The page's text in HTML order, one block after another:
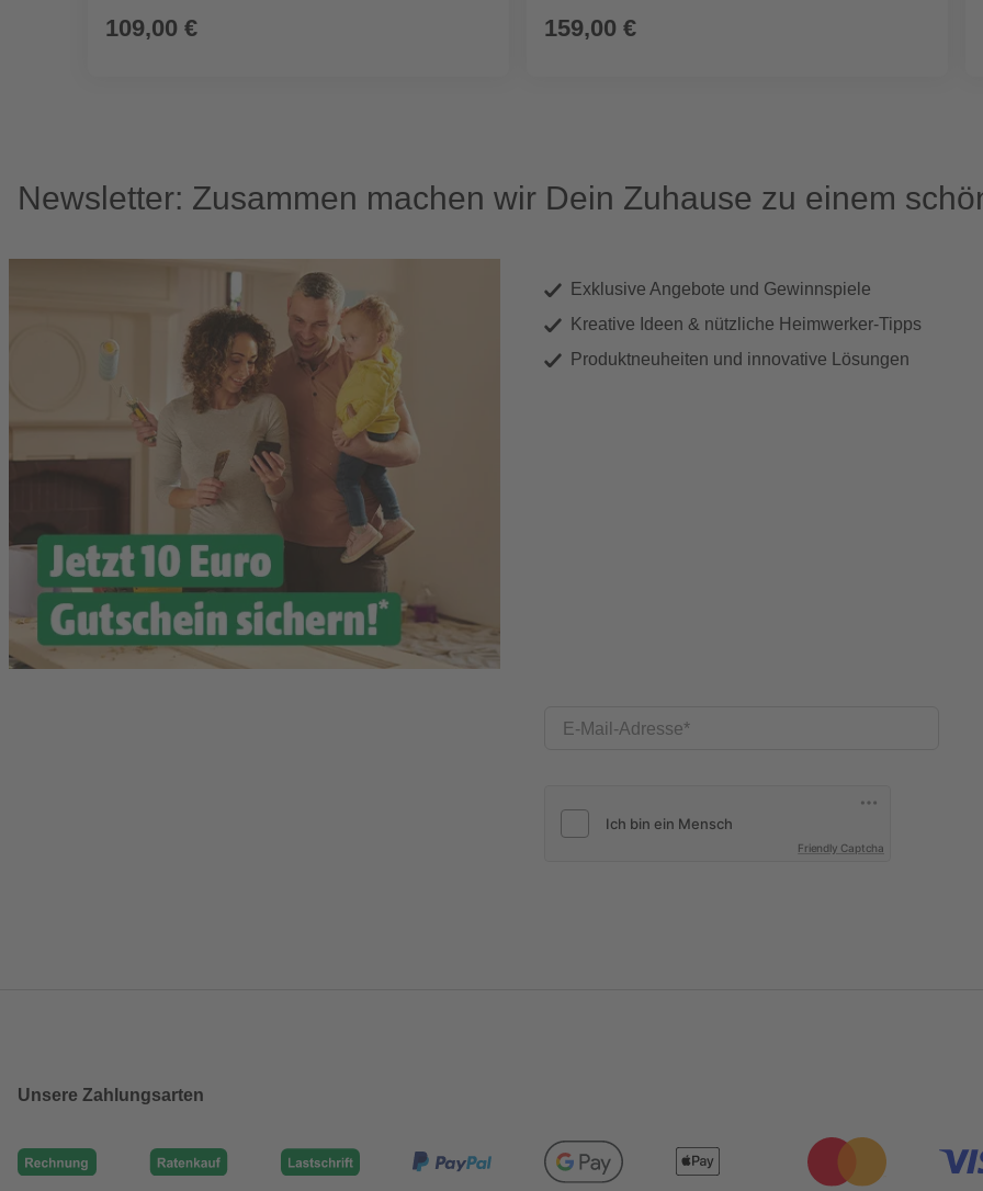
109,00 € 159,00 €
Newsletter: Zusammen machen wir Dein Zuhause zu einem
Exklusive Angebote und Gewinnspiele
Kreative Ideen & nützliche Heimwerker-Tipps
Produktneuheiten und innovative Lösungen
E-Mail-Adresse
Friendly Captcha
Unsere Zahlungsarten